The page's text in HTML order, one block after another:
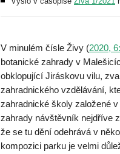
V minulém čísle Živy (2020,
botanické zahrady v
obklopující Jiráskovu vilu,
zahradnického vzdělávání,
zahradnické školy založené
zahrady návštěvník nejdříve
že se tu dění odehrává v
kompozici parku je velmi